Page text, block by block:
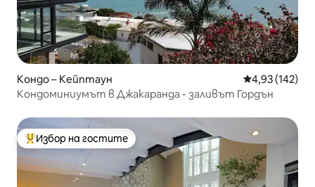
Кондо – Кейптаун Средна
4,93 (142)
Кондоминиумът в Джакаранда - заливът Гордън
Най-популярен избор на гостите
Избор на гостите